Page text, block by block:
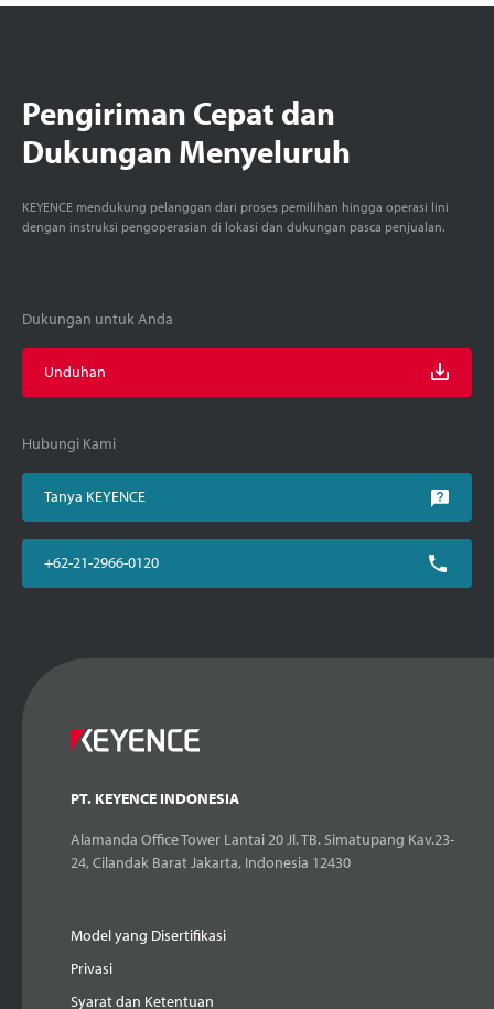
Pengiriman Cepat dan
Dukungan Menyeluruh
KEYENCE mendukung pelanggan dari proses pemilihan hingga operasi lini
dengan instruksi pengoperasian di lokasi dan dukungan pasca penjualan.
Dukungan untuk Anda
Unduhan
Hubungi Kami
Tanya KEYENCE
+62-21-2966-0120
PT. KEYENCE INDONESIA
Alamanda Office Tower Lantai 20 Jl. TB. Simatupang Kav.23-
24, Cilandak Barat Jakarta, Indonesia 12430
Model yang Disertifikasi
Privasi
Syarat dan Ketentuan